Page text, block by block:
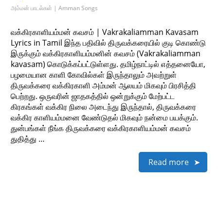
அம்மன் பாடல்கள் | Amman Songs
வக்கிரகாளியம்மன் கவசம் | Vakrakaliamman Kavasam
Lyrics in Tamil இந்த பதிவில் திருவக்கரையில் குடி கொண்டு
இருக்கும் வக்கிரகாளியம்மனின் கவசம் (Vakrakaliamman
kavasam) கொடுக்கப்பட்டுள்ளது. தமிழ்நாட்டில் எத்தனையோ,
பழமையான காளி கோவில்கள் இருந்தாலும் அவற்றுள்
திருவக்கரை வக்கிரகாளி அம்மன் ஆலயம் மிகவும் பிரசித்தி
பெற்றது. ஒருவரின் ஜாதகத்தில் ஒன்றுக்கும் மேற்பட்ட
கிரகங்கள் வக்கிர நிலை அடைந்து இருந்தால், திருவக்கரை
வக்கிர காளியம்மனை வேண்டுதல் மிகவும் நன்மை பயக்கும்.
துன்பங்கள் நீங்க திருவக்கரை வக்கிரகாளியம்மன் கவசம்
துதித்து …
Read more